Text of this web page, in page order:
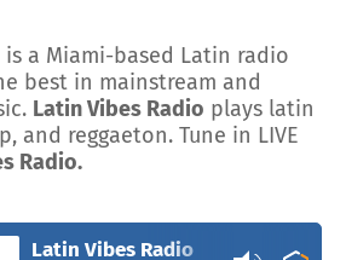
is a Miami-based Latin radio
best in mainstream and
Latin Vibes Radio plays latin
and reggaeton. Tune in LIVE
Radio.
Latin Vibes Radio